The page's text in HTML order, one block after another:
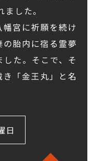
した。
宮に祈願を続け
胎内に宿る霊夢
た。そこで、そ
「金王丸」と名
日